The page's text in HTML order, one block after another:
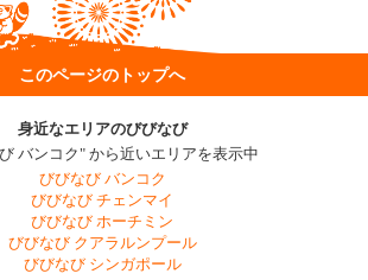
このページのトップへ
身近なエリアのびびなび
バンコク" から近いエリアを表示中
びびなび バンコク
びびなび チェンマイ
びびなび ホーチミン
びびなび クアラルンプール
びびなび シンガポール